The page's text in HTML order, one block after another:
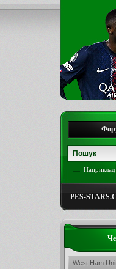
Наприклад:
PES-
West Ham